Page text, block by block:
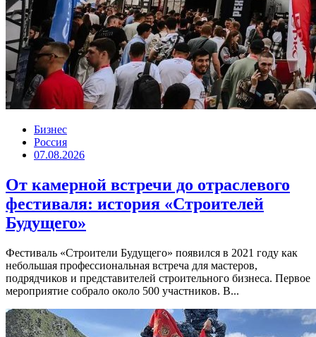
Бизнес
Россия
07.08.2026
От камерной встречи до отраслевого
фестиваля: история «Строителей
Будущего»
Фестиваль «Строители Будущего» появился в 2021 году как
небольшая профессиональная встреча для мастеров,
подрядчиков и представителей строительного бизнеса. Первое
мероприятие собрало около 500 участников. В...